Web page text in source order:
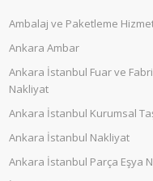
Ambalaj ve Paketleme
Ankara Ambar
Ankara İstanbul Fuar ve
Nakliyat
Ankara İstanbul Kurumsal
Ankara İstanbul Nakliyat
Ankara İstanbul Parça Eşya